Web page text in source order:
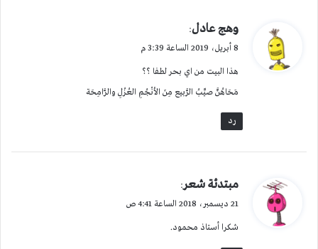
ي
ق
ل
وهج عادل:
8 أبريل، 2019 الساعة 3:39 م
هذا البيت من اي بحر لطفا ؟؟
مَحَاهُنَّ صيِّبُ الرَّبيع مِنَ الأنْجُمِ العُزْلِ والرَّامِحَة
رد
ي
ل
مبتدئة شعر:
21 ديسمبر، 2018 الساعة 4:41 ص
شكرا أستاذ محمود.